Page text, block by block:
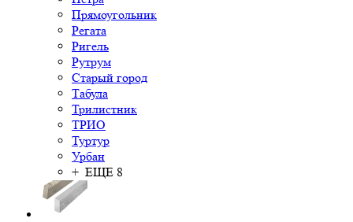
Прямоугольник
Регата
Ригель
Рутрум
Старый город
Табула
Трилистник
ТРИО
Туртур
Урбан
+ ЕЩЕ 8